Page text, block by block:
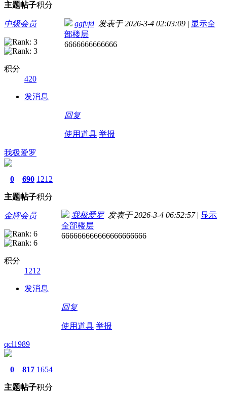
主题帖子积分
中级会员
积分
420
发消息
ggfvfd 发表于 2026-3-4 02:03:09 | 显示全
部楼层
6666666666666
回复
使用道具 举报
我极爱罗
0
主题
690
帖子
1212
积分
金牌会员
积分
1212
发消息
我极爱罗发表于 2026-3-4 06:52:57 | 显示
全部楼层
666666666666666666666
回复
使用道具 举报
qcl1989
0
主题
817
帖子
1654
积分